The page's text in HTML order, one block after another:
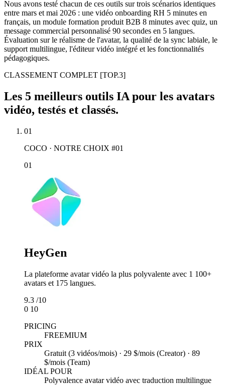
Nous avons testé chacun de ces outils sur trois scénarios identiques
entre mars et mai 2026 : une vidéo onboarding RH 5 minutes en
français, un module formation produit B2B 8 minutes avec quiz, un
message commercial personnalisé 90 secondes en 5 langues.
Évaluation sur le réalisme de l'avatar, la qualité de la sync labiale, le
support multilingue, l'éditeur vidéo intégré et les fonctionnalités
pédagogiques.
CLASSEMENT COMPLET [TOP.3]
Les 5 meilleurs outils IA pour les avatars
vidéo, testés et classés.
01
COCO · NOTRE CHOIX #01
01
HeyGen
La plateforme avatar vidéo la plus polyvalente avec 1 100+
avatars et 175 langues.
9.3 /10
0 10
PRICING
FREEMIUM
PRIX
Gratuit (3 vidéos/mois) · 29 $/mois (Creator) · 89
$/mois (Team)
IDÉAL POUR
Polyvalence avatar vidéo avec traduction multilingue